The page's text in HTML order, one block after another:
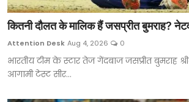
कितनी दौलत के मालिक हैं जसप्रीत बुमराह?
Attention Desk Aug 4, 2026 0
भारतीय टीम के स्टार तेज गेंदबाज जसप्रीत बुमराह
आगामी टेस्ट सीर...